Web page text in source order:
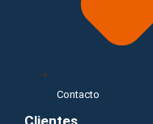
Contacto